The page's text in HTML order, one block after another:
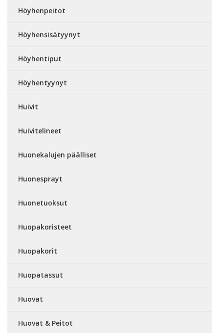
Höyhenpeitot
Höyhensisätyynyt
Höyhentiput
Höyhentyynyt
Huivit
Huivitelineet
Huonekalujen päälliset
Huonesprayt
Huonetuoksut
Huopakoristeet
Huopakorit
Huopatassut
Huovat
Huovat & Peitot